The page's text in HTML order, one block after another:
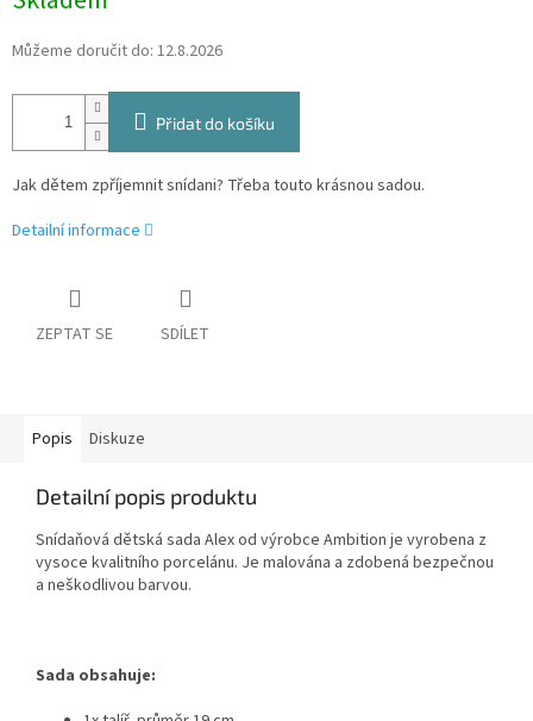
cena:
Můžeme doručit do: 12.8.2026
Přidat do košíku
Jak dětem zpříjemnit snídani? Třeba touto krásnou sadou.
Detailní informace
ZEPTAT SE SDÍLET
Popis Diskuze
Detailní popis produktu
Snídaňová dětská sada Alex od výrobce Ambition je vyrobena z
vysoce kvalitního porcelánu. Je malována a zdobená bezpečnou
a neškodlivou barvou.
Sada obsahuje: